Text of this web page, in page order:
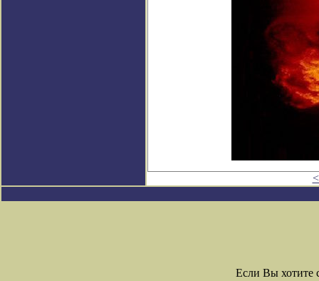
Если Вы хотите